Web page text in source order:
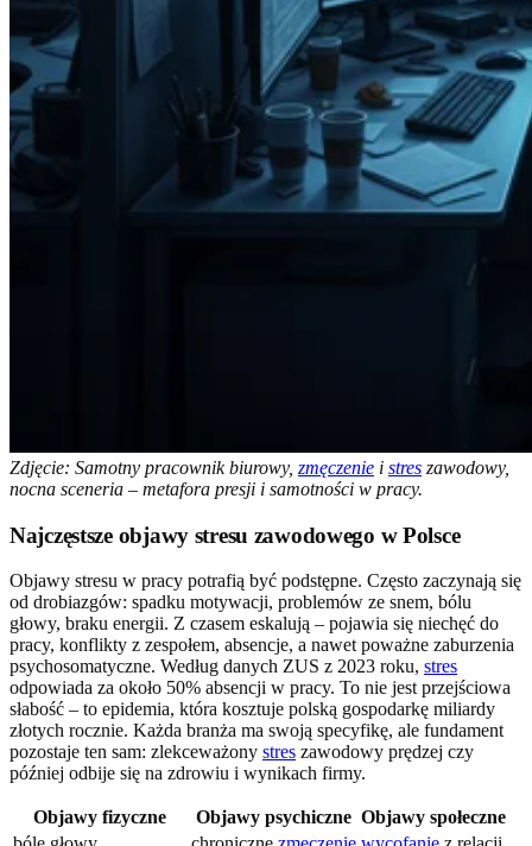
Zdjęcie: Samotny pracownik biurowy, zmęczenie i stres zawodowy,
nocna sceneria – metafora presji i samotności w pracy.
Najczęstsze objawy stresu zawodowego w Polsce
Objawy stresu w pracy potrafią być podstępne. Często zaczynają się
od drobiazgów: spadku motywacji, problemów ze snem, bólu
głowy, braku energii. Z czasem eskalują – pojawia się niechęć do
pracy, konflikty z zespołem, absencje, a nawet poważne zaburzenia
psychosomatyczne. Według danych ZUS z 2023 roku, stres
odpowiada za około 50% absencji w pracy. To nie jest przejściowa
słabość – to epidemia, która kosztuje polską gospodarkę miliardy
złotych rocznie. Każda branża ma swoją specyfikę, ale fundament
pozostaje ten sam: zlekceważony stres zawodowy prędzej czy
później odbije się na zdrowiu i wynikach firmy.
Objawy fizyczne Objawy psychiczne Objawy społeczne